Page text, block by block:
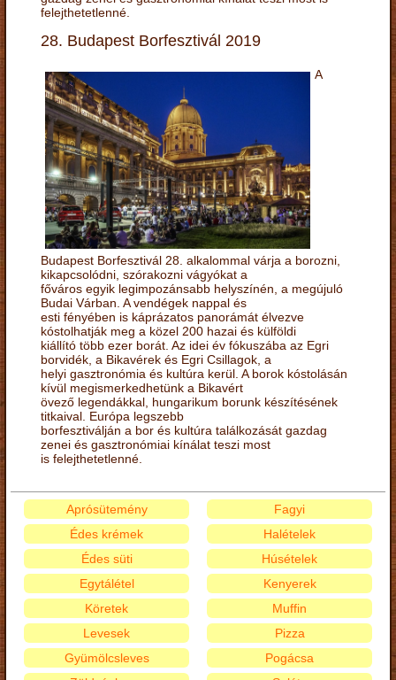
felejthetetlenné.
28. Budapest Borfesztivál 2019
A
Budapest Borfesztivál 28. alkalommal várja a borozni,
kikapcsolódni, szórakozni vágyókat a
főváros egyik legimpozánsabb helyszínén, a megújuló
Budai Várban. A vendégek nappal és
esti fényében is káprázatos panorámát élvezve
kóstolhatják meg a közel 200 hazai és külföldi
kiállító több ezer borát. Az idei év fókuszába az Egri
borvidék, a Bikavérek és Egri Csillagok, a
helyi gasztronómia és kultúra kerül. A borok kóstolásán
kívül megismerkedhetünk a Bikavért
övező legendákkal, hungarikum borunk készítésének
titkaival. Európa legszebb
borfesztiválján a bor és kultúra találkozását gazdag
zenei és gasztronómiai kínálat teszi most
is felejthetetlenné.
Aprósütemény
Édes krémek
Édes süti
Egytálétel
Fagyi
Halételek
Húsételek
Kenyerek
Köretek
Levesek
Gyümölcsleves
Muffin
Pizza
Pogácsa